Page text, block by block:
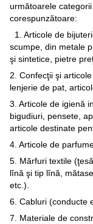
următoarele
corespunzătoare:
1. Articole de
scumpe, din metale
şi sintetice, pietre
2. Confecţii şi
lenjerie de pat,
3. Articole de igienă
bigudiuri, pensete,
articole destinate
4. Articole de
5. Mărfuri textile
lînă şi tip lînă,
etc.).
6. Cabluri (conducte
7. Materiale de